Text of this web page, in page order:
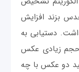
بزند افزایش
دستیابی به
حجم زیادی عکس
دو عکس با چه